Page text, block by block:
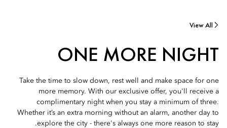
View All
ONE MORE NIGHT
Take the time to slow down, rest well and make space for one
more memory. With our exclusive offer, you'll receive a
complimentary night when you stay a minimum of three.
Whether it’s an extra morning without an alarm, another day to
explore the city - there's always one more reason to stay.